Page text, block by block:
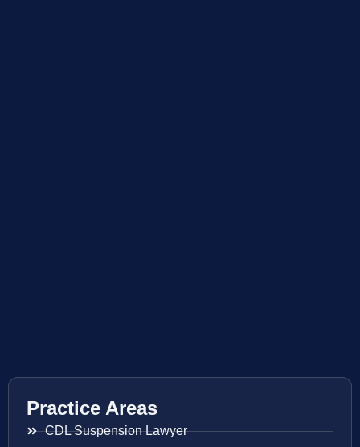
Practice Areas
CDL Suspension Lawyer